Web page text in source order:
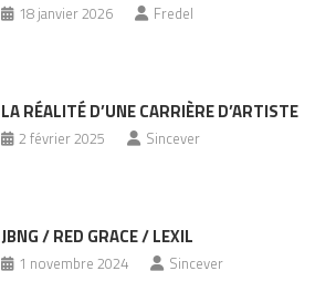
18 janvier 2026 Fredel
LA RÉALITÉ D’UNE CARRIÈRE D’ARTISTE
2 février 2025 Sincever
JBNG / RED GRACE / LEXIL
1 novembre 2024 Sincever